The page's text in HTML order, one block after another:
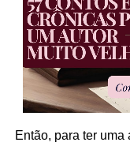
Então, para ter uma